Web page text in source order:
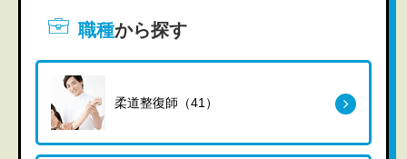
職種から探す
柔道整復師（41）